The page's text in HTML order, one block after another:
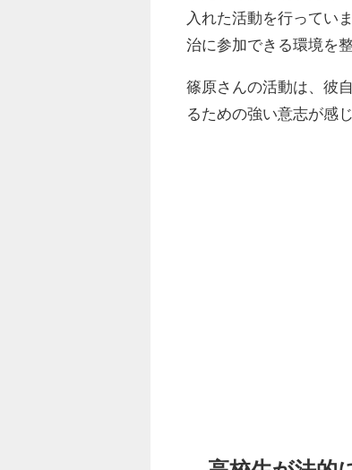
入れた活動を行ってい
治に参加できる環境を
篠原さんの活動は、彼
るための強い意志が感